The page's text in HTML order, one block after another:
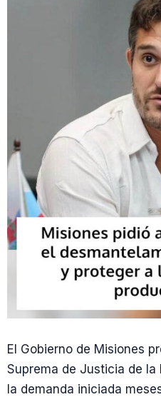
El Gobierno de Misiones
Suprema de Justicia de
la demanda iniciada